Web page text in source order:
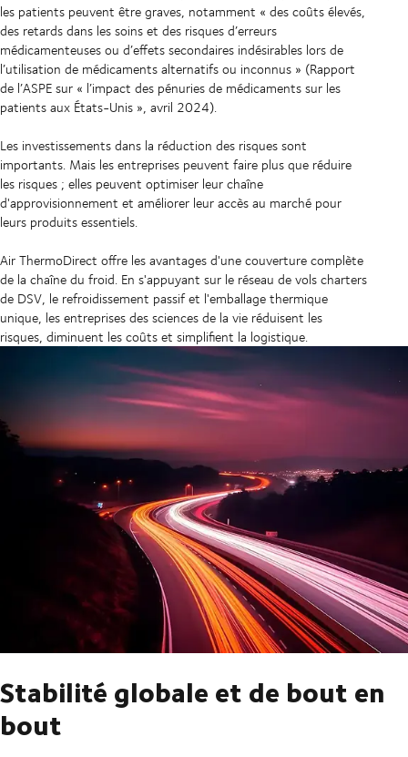
les patients peuvent être graves, notamment « des coûts élevés,
des retards dans les soins et des risques d’erreurs
médicamenteuses ou d’effets secondaires indésirables lors de
l’utilisation de médicaments alternatifs ou inconnus » (Rapport
de l’ASPE sur « l’impact des pénuries de médicaments sur les
patients aux États-Unis », avril 2024).
Les investissements dans la réduction des risques sont
importants. Mais les entreprises peuvent faire plus que réduire
les risques ; elles peuvent optimiser leur chaîne
d'approvisionnement et améliorer leur accès au marché pour
leurs produits essentiels.
Air ThermoDirect offre les avantages d'une couverture complète
de la chaîne du froid. En s'appuyant sur le réseau de vols charters
de DSV, le refroidissement passif et l'emballage thermique
unique, les entreprises des sciences de la vie réduisent les
risques, diminuent les coûts et simplifient la logistique.
Stabilité globale et de bout en
bout